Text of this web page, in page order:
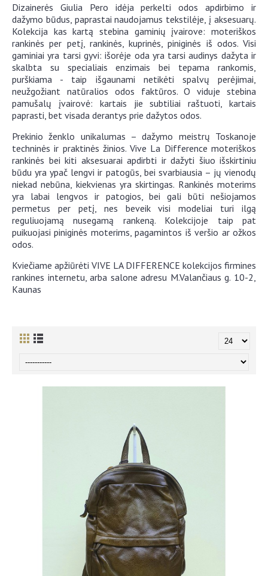
Dizainerės Giulia Pero idėja perkelti odos apdirbimo ir
dažymo būdus, paprastai naudojamus tekstilėje, į aksesuarų.
Kolekcija kas kartą stebina gaminių įvairove: moteriškos
rankinės per petį, rankinės, kuprinės, piniginės iš odos. Visi
gaminiai yra tarsi gyvi: išorėje oda yra tarsi audinys dažyta ir
skalbta su specialiais enzimais bei tepama rankomis,
purškiama - taip išgaunami netikėti spalvų perėjimai,
neužgožiant natūralios odos faktūros. O viduje stebina
pamušalų įvairovė: kartais jie subtiliai raštuoti, kartais
paprasti, bet visada derantys prie dažytos odos.
Prekinio ženklo unikalumas – dažymo meistrų Toskanoje
techninės ir praktinės žinios. Vive La Difference moteriškos
rankinės bei kiti aksesuarai apdirbti ir dažyti šiuo išskirtiniu
būdu yra ypač lengvi ir patogūs, bei svarbiausia – jų vienodų
niekad nebūna, kiekvienas yra skirtingas. Rankinės moterims
yra labai lengvos ir patogios, bei gali būti nešiojamos
permetus per petį, nes beveik visi modeliai turi ilgą
reguliuojamą nusegamą rankeną. Kolekcijoje taip pat
puikuojasi piniginės moterims, pagamintos iš veršio ar ožkos
odos.
Kviečiame apžiūrėti VIVE LA DIFFERENCE kolekcijos firmines
rankines internetu, arba salone adresu M.Valančiaus g. 10-2,
Kaunas